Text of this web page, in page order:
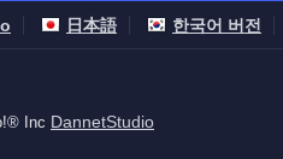
日本語 한국어 버전
Inc DannetStudio